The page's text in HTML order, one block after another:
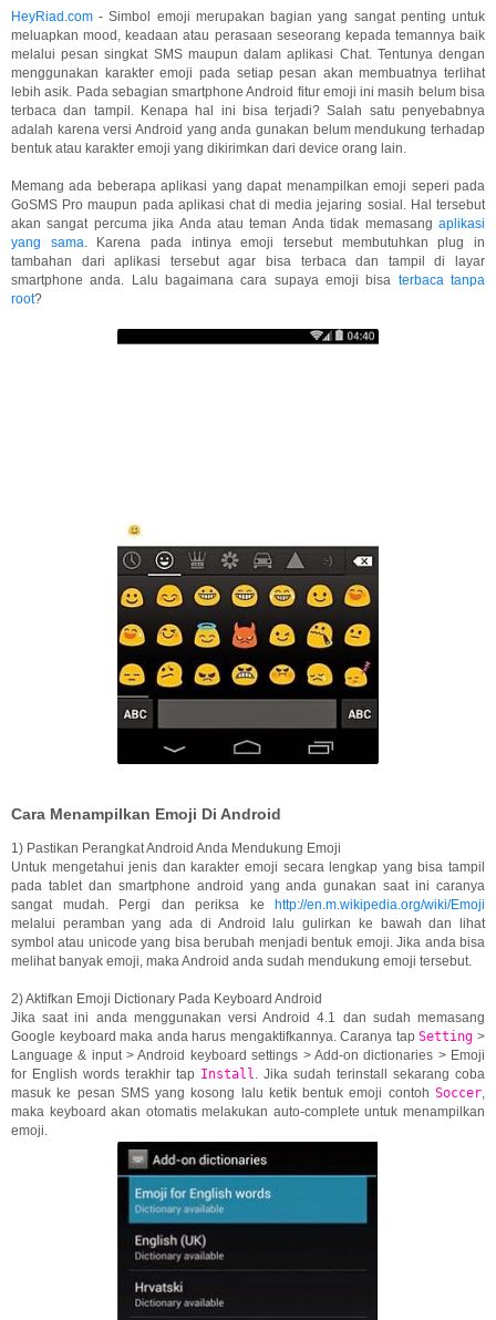
HeyRiad.com - Simbol emoji merupakan bagian yang sangat penting untuk
meluapkan mood, keadaan atau perasaan seseorang kepada temannya baik
melalui pesan singkat SMS maupun dalam aplikasi Chat. Tentunya dengan
menggunakan karakter emoji pada setiap pesan akan membuatnya terlihat
lebih asik. Pada sebagian smartphone Android fitur emoji ini masih belum bisa
terbaca dan tampil. Kenapa hal ini bisa terjadi? Salah satu penyebabnya
adalah karena versi Android yang anda gunakan belum mendukung terhadap
bentuk atau karakter emoji yang dikirimkan dari device orang lain.
Memang ada beberapa aplikasi yang dapat menampilkan emoji seperi pada
GoSMS Pro maupun pada aplikasi chat di media jejaring sosial. Hal tersebut
akan sangat percuma jika Anda atau teman Anda tidak memasang aplikasi
yang sama. Karena pada intinya emoji tersebut membutuhkan plug in
tambahan dari aplikasi tersebut agar bisa terbaca dan tampil di layar
smartphone anda. Lalu bagaimana cara supaya emoji bisa terbaca tanpa
root?
Cara Menampilkan Emoji Di Android
1) Pastikan Perangkat Android Anda Mendukung Emoji
Untuk mengetahui jenis dan karakter emoji secara lengkap yang bisa tampil
pada tablet dan smartphone android yang anda gunakan saat ini caranya
sangat mudah. Pergi dan periksa ke http://en.m.wikipedia.org/wiki/Emoji
melalui peramban yang ada di Android lalu gulirkan ke bawah dan lihat
symbol atau unicode yang bisa berubah menjadi bentuk emoji. Jika anda bisa
melihat banyak emoji, maka Android anda sudah mendukung emoji tersebut.
2) Aktifkan Emoji Dictionary Pada Keyboard Android
Jika saat ini anda menggunakan versi Android 4.1 dan sudah memasang
Google keyboard maka anda harus mengaktifkannya. Caranya tapSetting >
Language & input > Android keyboard settings > Add-on dictionaries > Emoji
for English words terakhir tap Install
. Jika sudah terinstall sekarang coba
masuk ke pesan SMS yang kosong lalu ketik bentuk emoji contoh Soccer
maka keyboard akan otomatis melakukan auto-complete untuk menampilkan
emoji.